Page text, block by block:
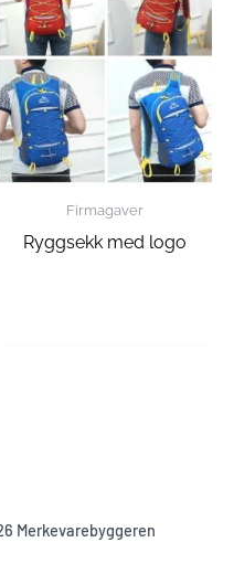
Firmagaver
Ryggsekk med logo
Merkevarebyggeren